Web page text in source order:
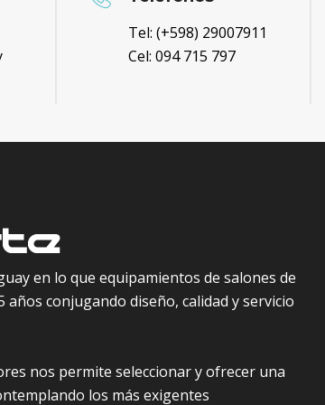
Tel: (+598) 29007911
Cel: 094 715 797
en lo que equipamientos de salones de
años conjugando diseño, calidad y servicio
nos permite seleccionar y ofrecer una
los más exigentes